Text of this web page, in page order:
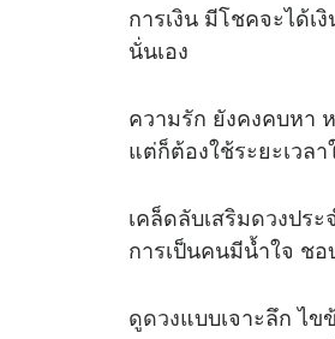
การเงิน มีโชคจะได้เ
นั่นเอง
ความรัก ยังคงคบหา
แต่ก็ต้องใช้ระยะเวล
เคล็ดลับเสริมดวงประ
การเป็นคนมีน้ำใจ ช
ดูดวงแบบเจาะลึก ไ